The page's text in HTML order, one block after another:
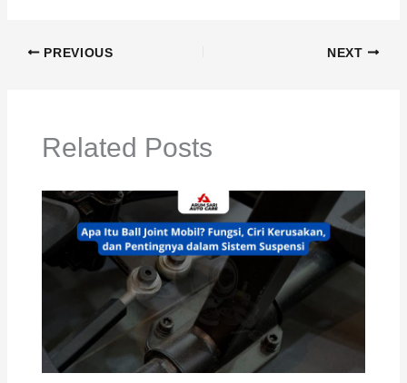
PREVIOUS NEXT
Related Posts